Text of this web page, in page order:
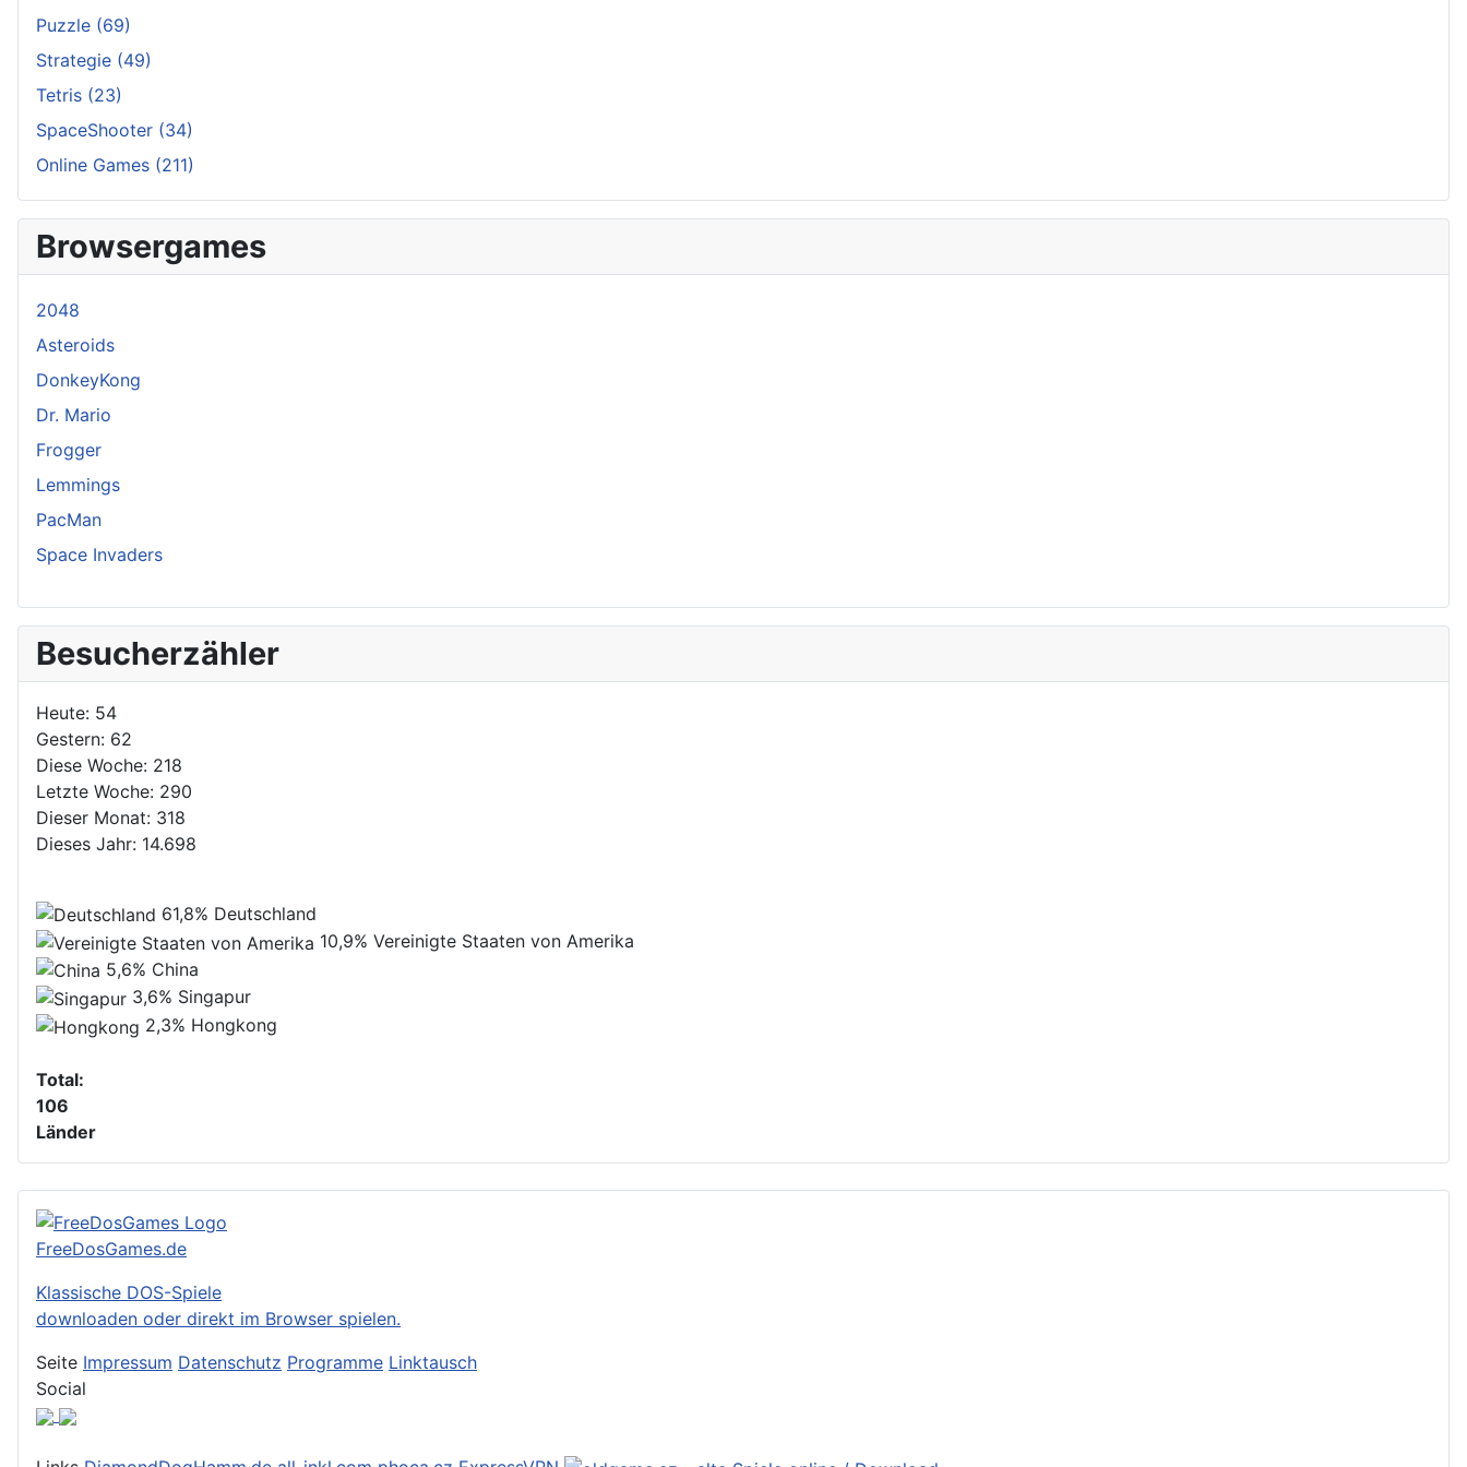
Puzzle (69)
Strategie (49)
Tetris (23)
SpaceShooter (34)
Online Games (211)
Browsergames
2048
Asteroids
DonkeyKong
Dr. Mario
Frogger
Lemmings
PacMan
Space Invaders
Besucherzähler
Heute: 54
Gestern: 62
Diese Woche: 218
Letzte Woche: 290
Dieser Monat: 318
Dieses Jahr: 14.698
61,8% Deutschland
10,9% Vereinigte Staaten von Amerika
5,6% China
3,6% Singapur
2,3% Hongkong
Total:
106
Länder
FreeDosGames.de
Klassische DOS-Spiele
downloaden oder direkt im Browser spielen.
Seite Impressum Datenschutz Programme Linktausch
Social